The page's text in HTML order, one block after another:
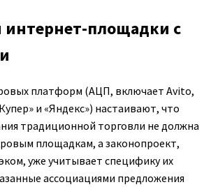
интернет-площадки с
платформ (АЦП, включает Avito,
и «Яндекс») настаивают, что
традиционной торговли не должна
площадкам, а законопроект,
уже учитывает специфику их
ассоциациями предложения